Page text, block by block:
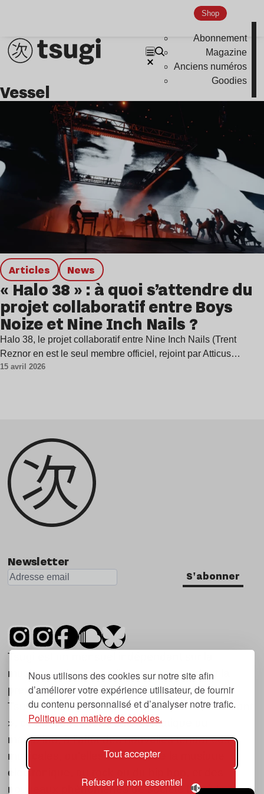
Nous utilisons des cookies sur notre site afin
d’améliorer votre expérience utilisateur, de fournir
du contenu personnalisé et d’analyser notre trafic.
Politique en matière de cookies.
Tout accepter
Refuser le non essentiel
Shop
Abonnement
Magazine
Anciens numéros
Goodies
Indie
vessel
Articles news
« Halo 38 » : à quoi s’attendre du
projet collaboratif entre Boys
Noize et Nine Inch Nails ?
Halo 38, le projet collaboratif entre Nine Inch Nails (Trent
Reznor en est le seul membre officiel, rejoint par Atticus…
15 avril 2026
Newsletter
S'abonner
Tsugi est un mensuel indépendant sur la
musique et les nouvelles tendances, dont la
première parution date de 2007.
Tsugi en japonais signifie « prochain », « suivant
», ce qui correspond à la thématique du
magazine, à l’affût des nouvelles tendances
musicales, qu’elles viennent de la musique
électronique, du rock ou du hip hop, et des
nouveaux phénomènes de société liés à la